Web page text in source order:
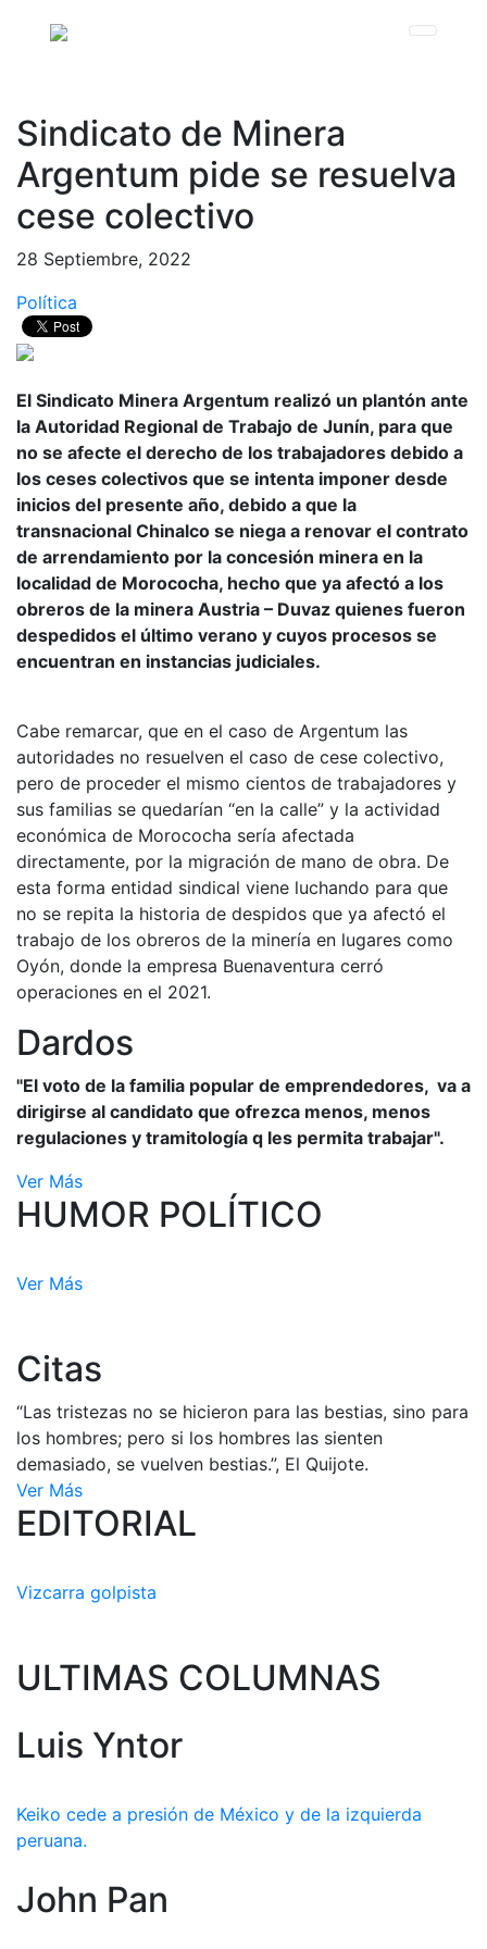
Sindicato de Minera
Argentum pide se resuelva
cese colectivo
28 Septiembre, 2022
Política
El Sindicato Minera Argentum realizó un plantón ante
la Autoridad Regional de Trabajo de Junín, para que
no se afecte el derecho de los trabajadores debido a
los ceses colectivos que se intenta imponer desde
inicios del presente año, debido a que la
transnacional Chinalco se niega a renovar el contrato
de arrendamiento por la concesión minera en la
localidad de Morococha, hecho que ya afectó a los
obreros de la minera Austria – Duvaz quienes fueron
despedidos el último verano y cuyos procesos se
encuentran en instancias judiciales.
Cabe remarcar, que en el caso de Argentum las
autoridades no resuelven el caso de cese colectivo,
pero de proceder el mismo cientos de trabajadores y
sus familias se quedarían “en la calle” y la actividad
económica de Morococha sería afectada
directamente, por la migración de mano de obra. De
esta forma entidad sindical viene luchando para que
no se repita la historia de despidos que ya afectó el
trabajo de los obreros de la minería en lugares como
Oyón, donde la empresa Buenaventura cerró
operaciones en el 2021.
Dardos
"El voto de la familia popular de emprendedores, va a
dirigirse al candidato que ofrezca menos, menos
regulaciones y tramitología q les permita trabajar".
Ver Más
HUMOR POLÍTICO
Ver Más
Citas
“Las tristezas no se hicieron para las bestias, sino para
los hombres; pero si los hombres las sienten
demasiado, se vuelven bestias.”, El Quijote.
Ver Más
EDITORIAL
Vizcarra golpista
ULTIMAS COLUMNAS
Luis Yntor
Keiko cede a presión de México y de la izquierda
peruana.
John Pan